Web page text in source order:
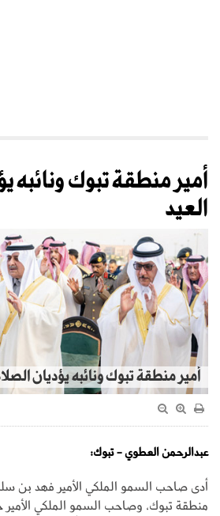
أمير منطقة تبوك ونائبه
العيد
أمير منطقة تبوك ونائبه يؤديان
عبدالرحمن العطوي - تبوك:
أدى صاحب السمو الملكي الأمير فهد بن
منطقة تبوك، وصاحب السمو الملكي الأمير